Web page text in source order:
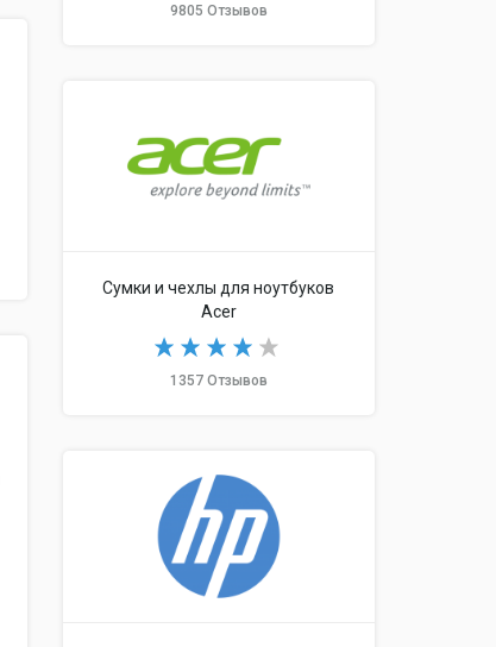
9805 Отзывов
Сумки и чехлы для ноутбуков
Acer
1357 Отзывов